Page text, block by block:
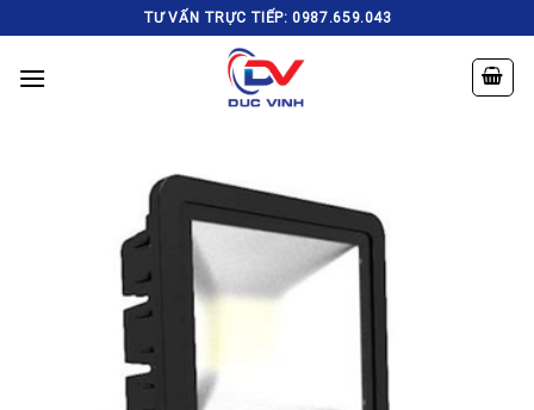
to
content
TƯ VẤN TRỰC TIẾP: 0987.659.043